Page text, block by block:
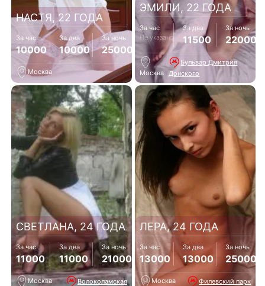
НАСТЯ, 22 ГОДА
За час
10000
За два
10000
За ночь
25000
Москва
ЭМИЛИ, 22 ГОДА
За час
Не указано
За два
11500
За ночь
22000
Москва
Бульвар Дмитрия
Донского
СВЕТЛАНА, 24 ГОДА
За час
11000
За два
11000
За ночь
21000
Москва Волоколамская
ЛЕРА, 24 ГОДА
За час
13000
За два
13000
За ночь
25000
Москва Филевский парк